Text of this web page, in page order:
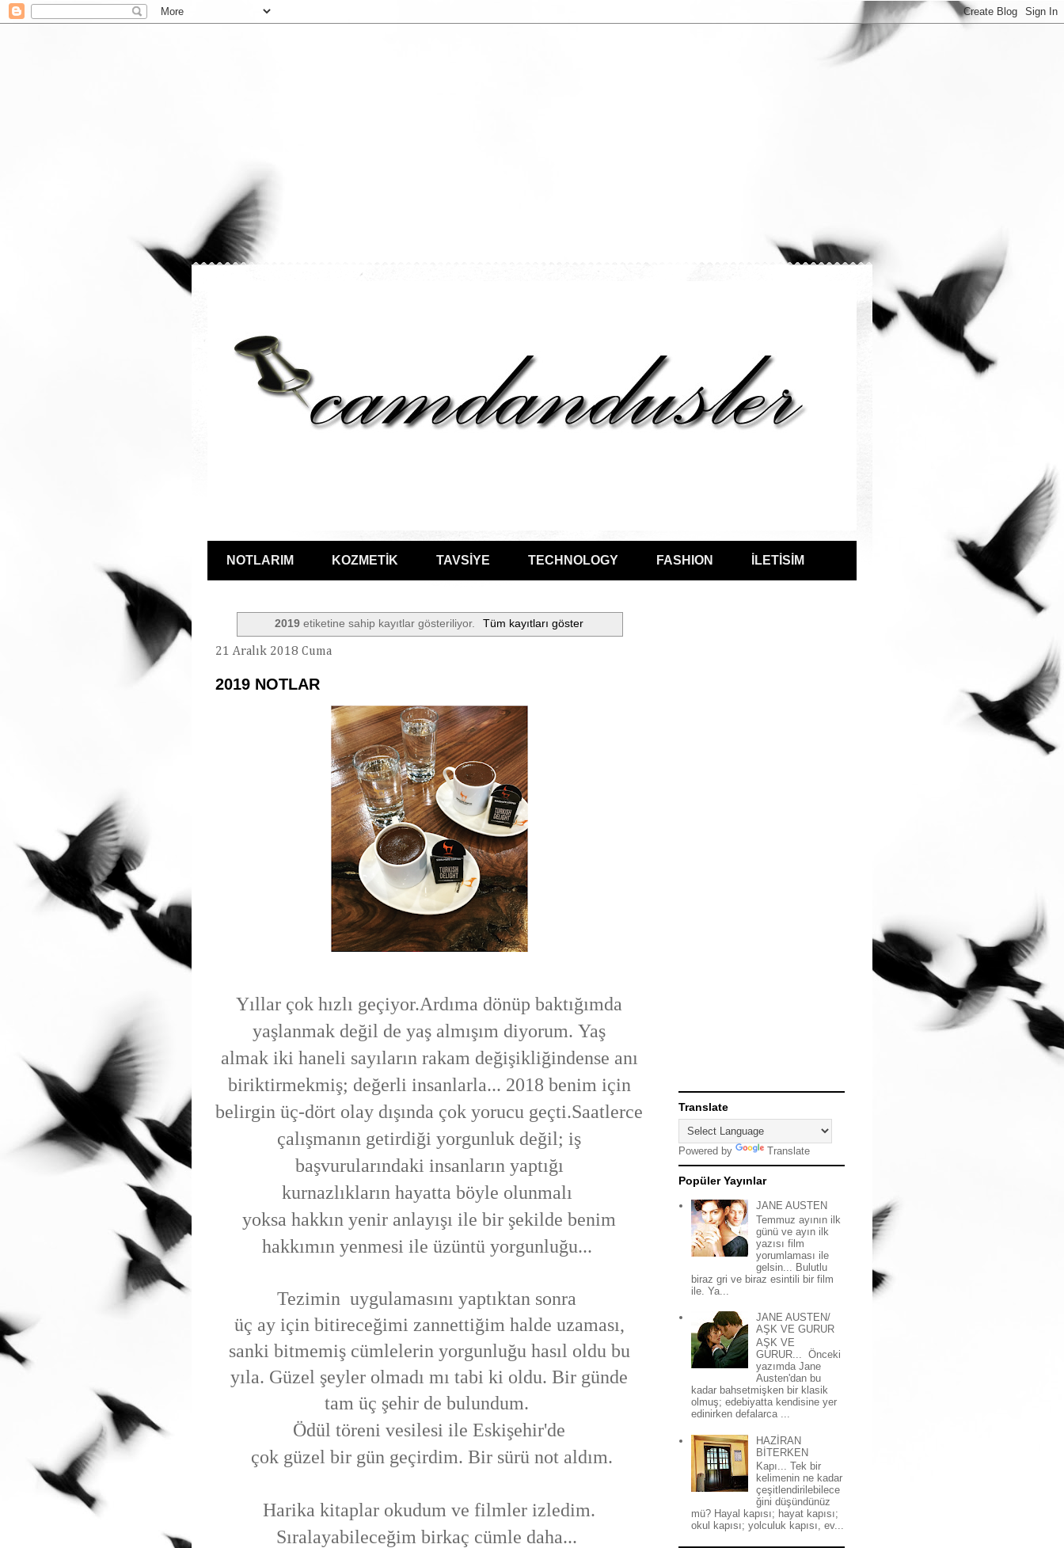
NOTLARIM KOZMETİK TAVSİYE TECHNOLOGY FASHION İLETİSİM
2019 etiketine sahip kayıtlar gösteriliyor. Tüm kayıtları göster
21 Aralık 2018 Cuma
2019 NOTLAR
Yıllar çok hızlı geçiyor.Ardıma dönüp baktığımda
yaşlanmak değil de yaş almışım diyorum. Yaş
almak iki haneli sayıların rakam değişikliğindense anı
biriktirmekmiş; değerli insanlarla... 2018 benim için
belirgin üç-dört olay dışında çok yorucu geçti.Saatlerce
çalışmanın getirdiği yorgunluk değil; iş
başvurularındaki insanların yaptığı
kurnazlıkların hayatta böyle olunmalı
yoksa hakkın yenir anlayışı ile bir şekilde benim
hakkımın yenmesi ile üzüntü yorgunluğu...
Tezimin uygulamasını yaptıktan sonra
üç ay için bitireceğimi zannettiğim halde uzaması,
sanki bitmemiş cümlelerin yorgunluğu hasıl oldu bu
yıla. Güzel şeyler olmadı mı tabi ki oldu. Bir günde
tam üç şehir de bulundum.
Ödül töreni vesilesi ile Eskişehir'de
çok güzel bir gün geçirdim. Bir sürü not aldım.
Harika kitaplar okudum ve filmler izledim.
Sıralayabileceğim birkaç cümle daha...
Translate
Powered by Translate
Popüler Yayınlar
JANE AUSTEN
Temmuz ayının ilk
günü ve ayın ilk
yazısı film
yorumlaması ile
gelsin... Bulutlu
biraz gri ve biraz esintili bir film
ile. Ya...
JANE AUSTEN/
AŞK VE GURUR
AŞK VE
GURUR... Önceki
yazımda Jane
Austen'dan bu
kadar bahsetmişken bir klasik
olmuş; edebiyatta kendisine yer
edinirken defalarca ...
HAZİRAN
BİTERKEN
Kapı... Tek bir
kelimenin ne kadar
çeşitlendirilebilece
ğini düşündünüz
mü? Hayal kapısı; hayat kapısı;
okul kapısı; yolculuk kapısı, ev...